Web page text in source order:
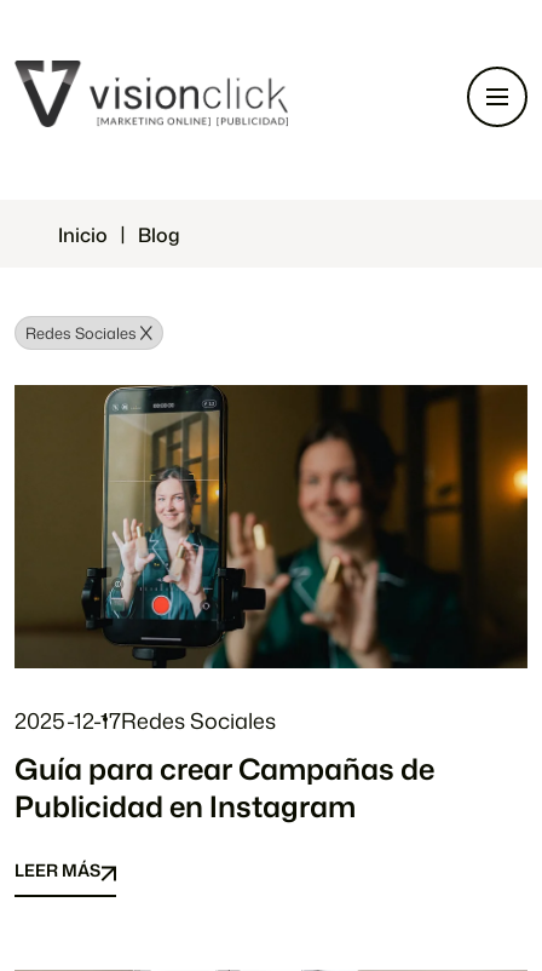
Inicio Blog
Redes Sociales
2025-12-17Redes Sociales
Guía para crear Campañas de
Publicidad en Instagram
LEER MÁS
LEER MÁS